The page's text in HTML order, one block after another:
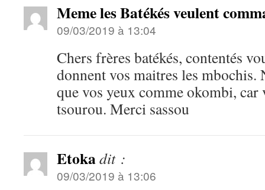
Meme les Batékés veulent
09/03/2019 à 13:04
Chers frères batékés, contentés
donnent vos maitres les mbochis.
que vos yeux comme okombi,
tsourou. Merci sassou
Etokadit :
09/03/2019 à 13:06